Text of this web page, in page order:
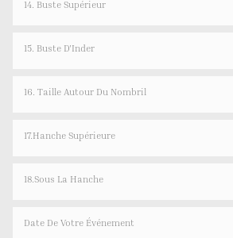
14. Buste Supérieur
15. Buste D'Inder
16. Taille Autour Du Nombril
17.Hanche Supérieure
18.Sous La Hanche
Date De Votre Événement